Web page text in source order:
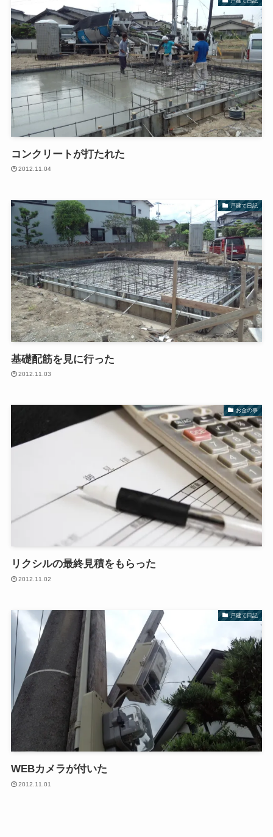
コンクリートが打たれた
2012.11.04
戸建て日記
基礎配筋を見に行った
2012.11.03
お金の事
リクシルの最終見積をもらった
2012.11.02
戸建て日記
WEBカメラが付いた
2012.11.01